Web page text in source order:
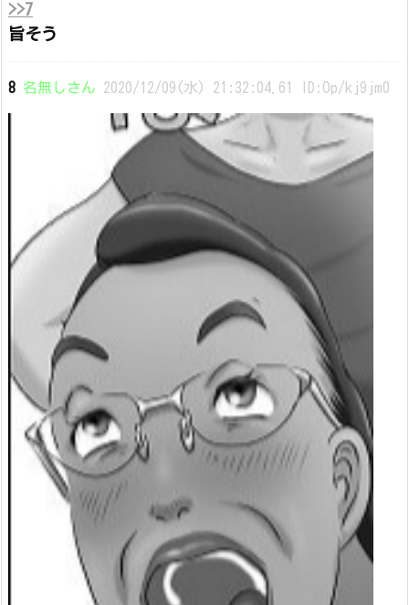
>>7
旨そう
8 名無しさん 2020/12/09(水) 21:32:04.61 ID:Op/kj9jm0